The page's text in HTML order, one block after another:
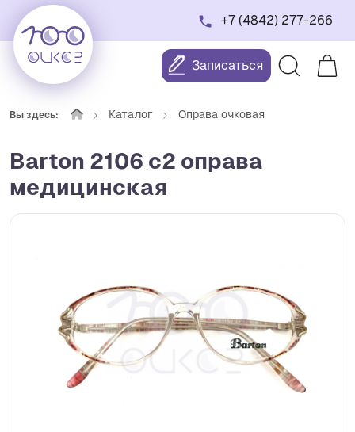
+7 (4842) 277-266
Записаться
Вы здесь: Каталог Оправа очковая
Barton 2106 с2 оправа
медицинская